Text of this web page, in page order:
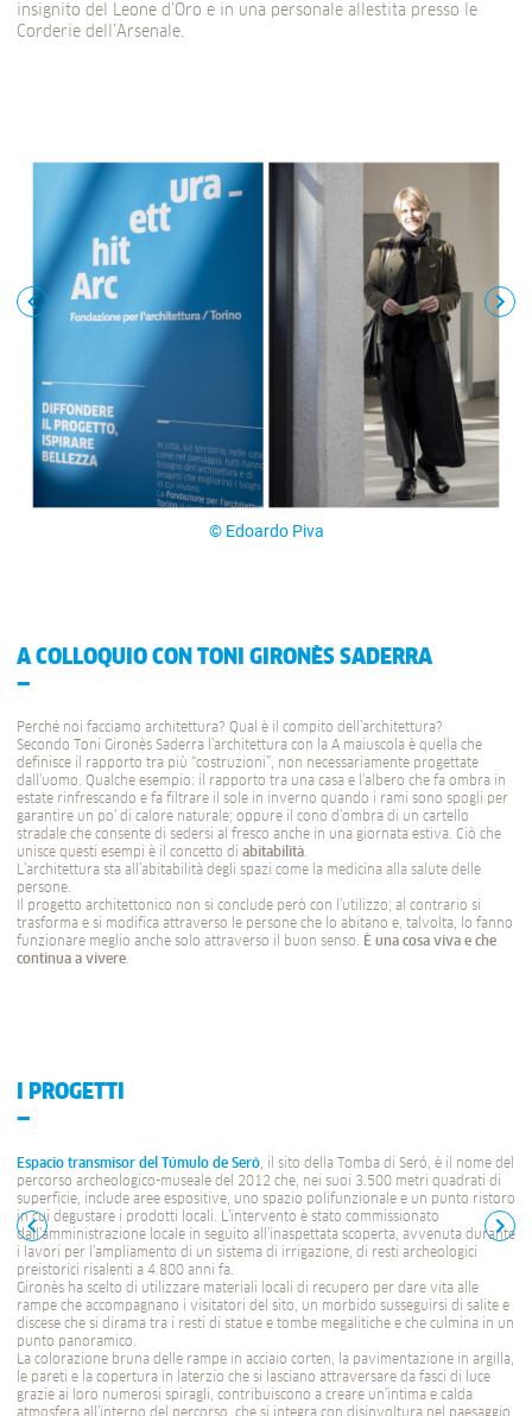
insignito del Leone d’Oro e in una personale allestita presso le
Corderie dell’Arsenale.
© Edoardo Piva
A COLLOQUIO CON TONI GIRONÈS SADERRA
Perché noi facciamo architettura? Qual è il compito dell’architettura?
Secondo Toni Gironès Saderra l’architettura con la A maiuscola è quella che
definisce il rapporto tra più “costruzioni”, non necessariamente progettate
dall’uomo. Qualche esempio: il rapporto tra una casa e l’albero che fa ombra in
estate rinfrescando e fa filtrare il sole in inverno quando i rami sono spogli per
garantire un po’ di calore naturale; oppure il cono d’ombra di un cartello
stradale che consente di sedersi al fresco anche in una giornata estiva. Ciò che
unisce questi esempi è il concetto di abitabilità.
L’architettura sta all’abitabilità degli spazi come la medicina alla salute delle
persone.
Il progetto architettonico non si conclude però con l’utilizzo; al contrario si
trasforma e si modifica attraverso le persone che lo abitano e, talvolta, lo fanno
funzionare meglio anche solo attraverso il buon senso. È una cosa viva e che
continua a vivere.
I PROGETTI
Espacio transmisor del Túmulo de Seró, il sito della Tomba di Seró, è il nome del
percorso archeologico-museale del 2012 che, nei suoi 3.500 metri quadrati di
superficie, include aree espositive, uno spazio polifunzionale e un punto ristoro
in cui degustare i prodotti locali. L’intervento è stato commissionato
dall’amministrazione locale in seguito all’inaspettata scoperta, avvenuta durante
i lavori per l’ampliamento di un sistema di irrigazione, di resti archeologici
preistorici risalenti a 4.800 anni fa.
Gironès ha scelto di utilizzare materiali locali di recupero per dare vita alle
rampe che accompagnano i visitatori del sito, un morbido susseguirsi di salite e
discese che si dirama tra i resti di statue e tombe megalitiche e che culmina in un
punto panoramico.
La colorazione bruna delle rampe in acciaio corten, la pavimentazione in argilla,
le pareti e la copertura in laterzio che si lasciano attraversare da fasci di luce
grazie ai loro numerosi spiragli, contribuiscono a creare un’intima e calda